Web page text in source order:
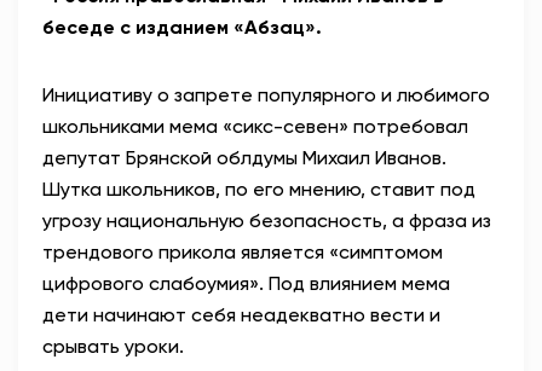
беседе с изданием «Абзац».
Инициативу о запрете популярного и любимого
школьниками мема «сикс-севен» потребовал
депутат Брянской облдумы Михаил Иванов.
Шутка школьников, по его мнению, ставит под
угрозу национальную безопасность, а фраза из
трендового прикола является «симптомом
цифрового слабоумия». Под влиянием мема
дети начинают себя неадекватно вести и
срывать уроки.